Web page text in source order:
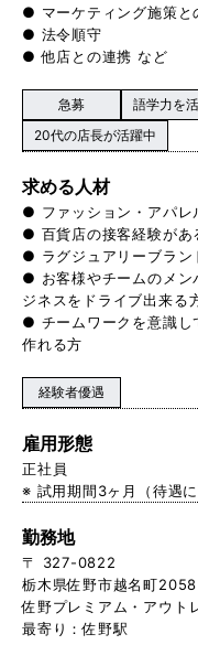
● マーケティング施策と
● 法令順守
● 他店との連携 など
急募 語学力を
20代の店長が活躍中
求める人材
● ファッション・アパレ
● 百貨店の接客経験があ
● ラグジュアリーブラン
● お客様やチームのメン
ジネスをドライブ出来る
● チームワークを意識し
作れる方
経験者優遇
雇用形態
正社員
※ 試用期間3ヶ月（待遇に
勤務地
〒 327-0822
栃木県佐野市越名町2058
佐野プレミアム・アウト
最寄り：佐野駅